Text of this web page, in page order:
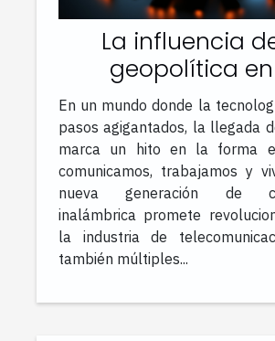
La influencia
geopolítica
distribución
tecnología
En un mundo donde la
pasos agigantados, la llegada
marca un hito en la forma
comunicamos, trabajamos y
nueva generación de
inalámbrica promete
la industria de
también múltiples...